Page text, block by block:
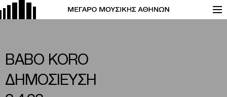
BABO KORO
ΔΗΜΟΣΙΕΥΣΗ